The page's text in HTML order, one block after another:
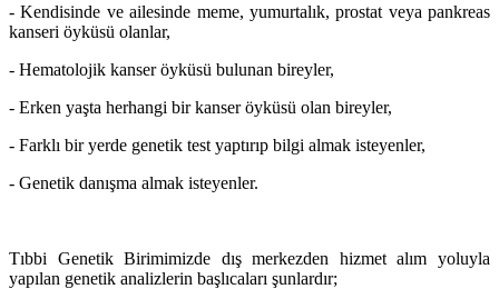
- Kendisinde ve ailesinde meme, yumurtalık, prostat veya pankreas
kanseri öyküsü olanlar,
- Hematolojik kanser öyküsü bulunan bireyler,
- Erken yaşta herhangi bir kanser öyküsü olan bireyler,
- Farklı bir yerde genetik test yaptırıp bilgi almak isteyenler,
- Genetik danışma almak isteyenler.
Tıbbi Genetik Birimimizde dış merkezden hizmet alım yoluyla
yapılan genetik analizlerin başlıcaları şunlardır;